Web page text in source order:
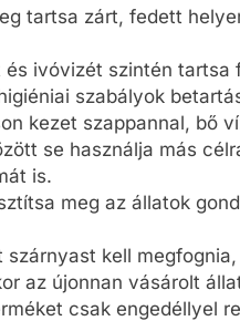
tartsa zárt, fedett
ivóvizét szintén tartsa
szabályok
kezet szappannal, bő
se használja más
is.
meg az állatok
kell
az újonnan vásárolt
csak engedéllyel